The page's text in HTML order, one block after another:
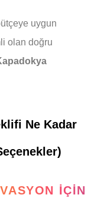
uygun
olan doğru
Ne Kadar
İÇIN